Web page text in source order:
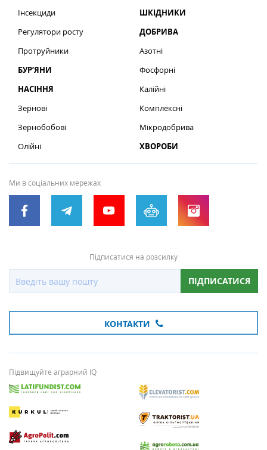
Інсекциди
Регулятори росту
Протруйники
БУР’ЯНИ
НАСІННЯ
Зернові
Зернобобові
Олійні
ШКІДНИКИ
ДОБРИВА
Азотні
Фосфорні
Калійні
Комплексні
Мікродобрива
ХВОРОБИ
Ми в соціальних мережах
Підписатися на розсилку
ПІДПИСАТИСЯ
КОНТАКТИ
Підвищуйте аграрний IQ